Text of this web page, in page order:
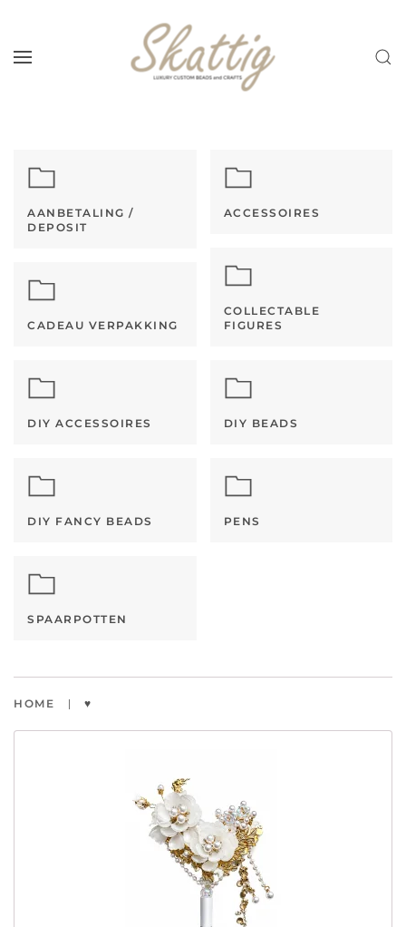
Skip to main content
AANBETALING /
DEPOSIT
ACCESSOIRES
CADEAU VERPAKKING
COLLECTABLE
FIGURES
DIY ACCESSOIRES DIY BEADS
DIY FANCY BEADS PENS
SPAARPOTTEN
HOME ♥